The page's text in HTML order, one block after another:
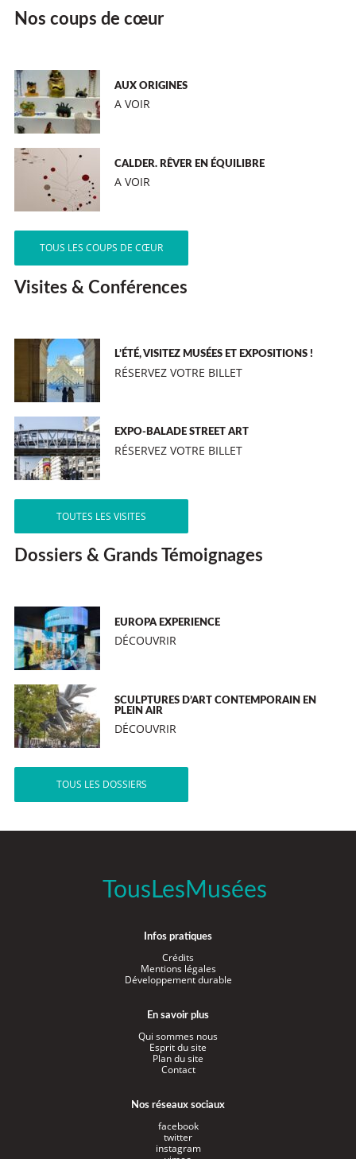
Nos coups de cœur
AUX ORIGINES
A VOIR
CALDER. RÊVER EN ÉQUILIBRE
A VOIR
TOUS LES COUPS DE CŒUR
Visites & Conférences
L’ÉTÉ, VISITEZ MUSÉES ET EXPOSITIONS !
RÉSERVEZ VOTRE BILLET
EXPO-BALADE STREET ART
RÉSERVEZ VOTRE BILLET
TOUTES LES VISITES
Dossiers & Grands Témoignages
EUROPA EXPERIENCE
DÉCOUVRIR
SCULPTURES D’ART CONTEMPORAIN EN
PLEIN AIR
DÉCOUVRIR
TOUS LES DOSSIERS
TousLesMusées
Infos pratiques
Crédits
Mentions légales
Développement durable
En savoir plus
Qui sommes nous
Esprit du site
Plan du site
Contact
Nos réseaux sociaux
facebook
twitter
instagram